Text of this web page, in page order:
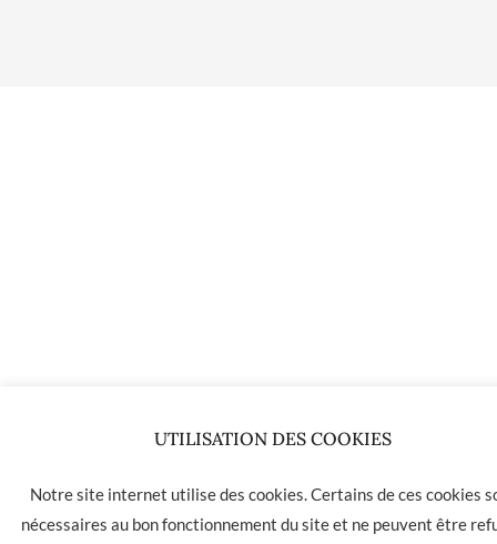
UTILISATION DES COOKIES
Notre site internet utilise des cookies. Certains de ces cookies
nécessaires au bon fonctionnement du site et ne peuvent être